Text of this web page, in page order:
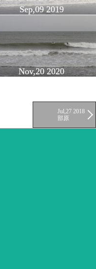
Sep,09 2019
Nov,20 2020
Jul,27 2018
部原